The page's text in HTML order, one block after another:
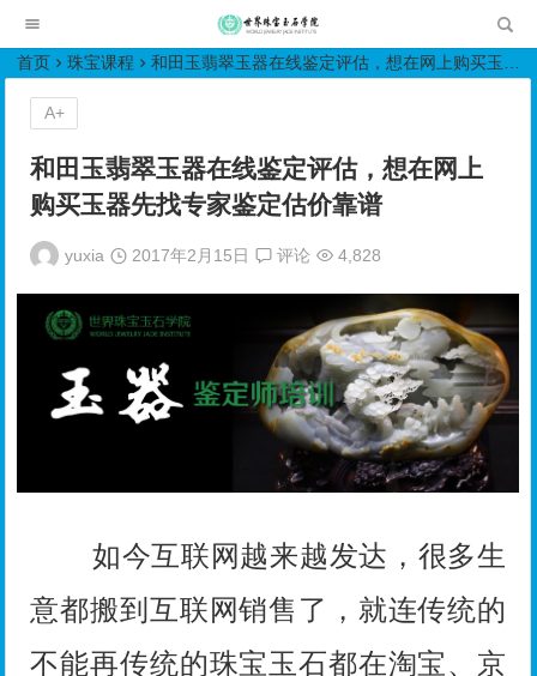
首页 珠宝课程 和田玉翡翠玉器在线鉴定评估，想在网上购买玉器先找专家鉴定估价靠谱
和田玉翡翠玉器在线鉴定评估，想在网上
购买玉器先找专家鉴定估价靠谱
yuxia 2017年2月15日 评论 4,828
如今互联网越来越发达，很多生
意都搬到互联网销售了，就连传统的
不能再传统的珠宝玉石都在淘宝、京
A+